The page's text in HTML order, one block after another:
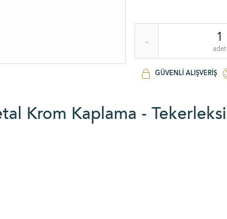
- adet
GÜVENLI ALIŞVERIŞ
Krom Kaplama -